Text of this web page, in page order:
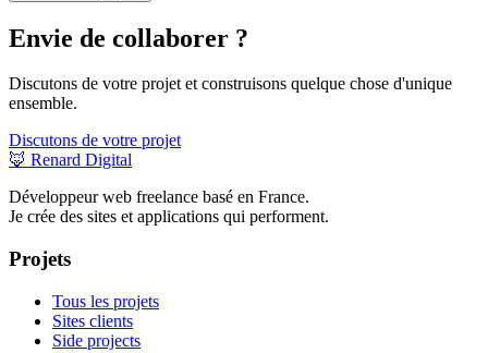
Envie de collaborer ?
Discutons de votre projet et construisons quelque chose d'unique
ensemble.
Discutons de votre projet
🦊 Renard Digital
Développeur web freelance basé en France.
Je crée des sites et applications qui performent.
Projets
Tous les projets
Sites clients
Side projects